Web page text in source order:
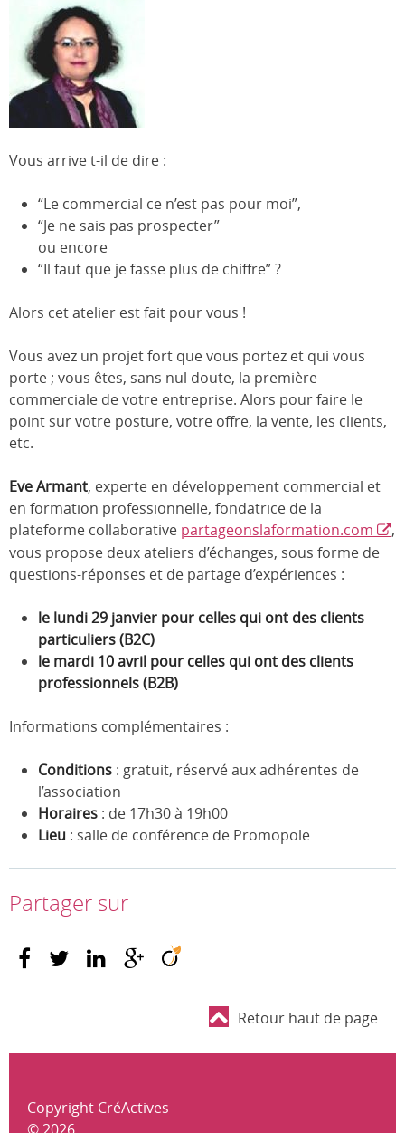
Vous arrive t-il de dire :
“Le commercial ce n’est pas pour moi”,
“Je ne sais pas prospecter”
ou encore
“Il faut que je fasse plus de chiffre” ?
Alors cet atelier est fait pour vous !
Vous avez un projet fort que vous portez et qui vous
porte ; vous êtes, sans nul doute, la première
commerciale de votre entreprise. Alors pour faire le
point sur votre posture, votre offre, la vente, les clients,
etc.
Eve Armant, experte en développement commercial et
en formation professionnelle, fondatrice de la
plateforme collaborative partageonslaformation.com
,
vous propose deux ateliers d’échanges, sous forme de
questions-réponses et de partage d’expériences :
le lundi 29 janvier pour celles qui ont des clients
particuliers (B2C)
le mardi 10 avril pour celles qui ont des clients
professionnels (B2B)
Informations complémentaires :
Conditions : gratuit, réservé aux adhérentes de
l’association
Horaires : de 17h30 à 19h00
Lieu : salle de conférence de Promopole
Partager sur
Retour haut de page
Copyright CréActives